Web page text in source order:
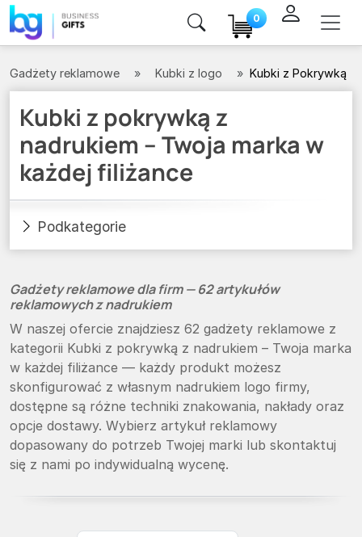
0
Gadżety reklamowe Kubki z logo Kubki z Pokrywką
Kubki z pokrywką z
nadrukiem – Twoja marka w
każdej filiżance
Podkategorie
Gadżety reklamowe dla firm — 62 artykułów
reklamowych z nadrukiem
W naszej ofercie znajdziesz 62 gadżety reklamowe z
kategorii Kubki z pokrywką z nadrukiem – Twoja marka
w każdej filiżance — każdy produkt możesz
skonfigurować z własnym nadrukiem logo firmy,
dostępne są różne techniki znakowania, nakłady oraz
opcje dostawy. Wybierz artykuł reklamowy
dopasowany do potrzeb Twojej marki lub skontaktuj
się z nami po indywidualną wycenę.